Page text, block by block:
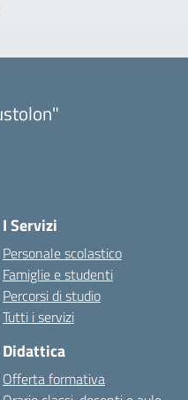
I Servizi
Personale scolastico
Famiglie e studenti
Percorsi di studio
Tutti i servizi
Didattica
Offerta formativa